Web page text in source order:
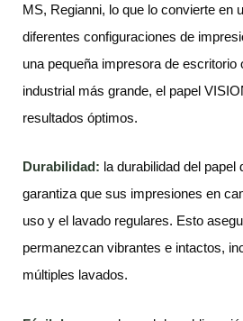
MS, Regianni, lo que lo convierte en
diferentes configuraciones de
una pequeña impresora de escritorio
industrial más grande, el papel
resultados óptimos.
Durabilidad: la durabilidad del
garantiza que sus impresiones en
uso y el lavado regulares. Esto
permanezcan vibrantes e intactos,
múltiples lavados.